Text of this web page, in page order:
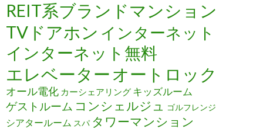
REIT系ブランドマンション
TVドアホン インターネット
インターネット無料
エレベーター オートロック
オール電化 カーシェアリング キッズルーム
ゲストルーム コンシェルジュ ゴルフレンジ
シアタールーム スパ タワーマンション